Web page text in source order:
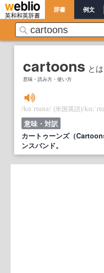
英和和英辞書
辞書 例文
cartoons とは
意味・読み方・使い方
/kɑˈrtunz/ (米国英語)/
意味・対訳
カートゥーンズ（
ンスバンド。